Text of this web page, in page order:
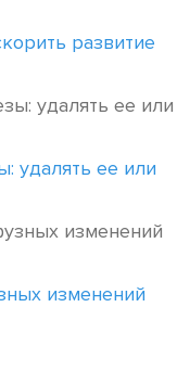
развитие
удалять ее или
изменений